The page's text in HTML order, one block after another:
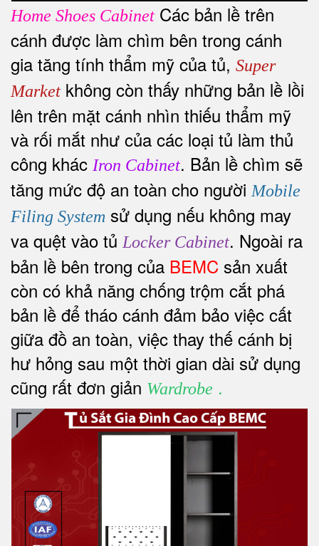
Home Shoes Cabinet Các bản lề trên
cánh được làm chìm bên trong cánh
gia tăng tính thẩm mỹ của tủ, Super
Market không còn thấy những bản lề lồi
lên trên mặt cánh nhìn thiếu thẩm mỹ
và rối mắt như của các loại tủ làm thủ
công khác Iron Cabinet. Bản lề chìm sẽ
tăng mức độ an toàn cho người Mobile
Filing System sử dụng nếu không may
va quệt vào tủ Locker Cabinet. Ngoài ra
bản lề bên trong của BEMC sản xuất
còn có khả năng chống trộm cắt phá
bản lề để tháo cánh đảm bảo việc cất
giữa đồ an toàn, việc thay thế cánh bị
hư hỏng sau một thời gian dài sử dụng
cũng rất đơn giản Wardrobe .